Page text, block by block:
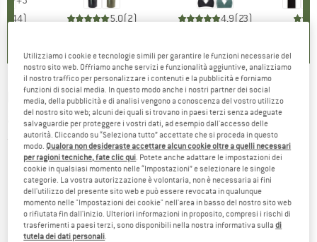
( 44) 5,0(2) 4,9(23)
BOGNER FIRE+ICE - Joos-T - Giacca
antipioggia
(0)
Utilizziamo i cookie e tecnologie simili per garantire le funzioni necessarie del
nostro sito web. Offriamo anche servizi e funzionalità aggiuntive, analizziamo
il nostro traffico per personalizzare i contenuti e la pubblicità e forniamo
funzioni di social media. In questo modo anche i nostri partner dei social
media, della pubblicità e di analisi vengono a conoscenza del vostro utilizzo
del nostro sito web; alcuni dei quali si trovano in paesi terzi senza adeguate
salvaguardie per proteggere i vostri dati, ad esempio dall'accesso delle
autorità. Cliccando su “Seleziona tutto” accettate che si proceda in questo
modo. Qualora non desideraste accettare alcun cookie oltre a quelli necessari
per ragioni tecniche, fate clic qui. Potete anche adattare le impostazioni dei
cookie in qualsiasi momento nelle “Impostazioni” e selezionare le singole
categorie. La vostra autorizzazione è volontaria, non è necessaria ai fini
dell'utilizzo del presente sito web e può essere revocata in qualunque
momento nelle "Impostazioni dei cookie" nell'area in basso del nostro sito web
o rifiutata fin dall'inizio. Ulteriori informazioni in proposito, compresi i rischi di
trasferimenti a paesi terzi, sono disponibili nella nostra informativa sulladi
tutela dei dati personali.